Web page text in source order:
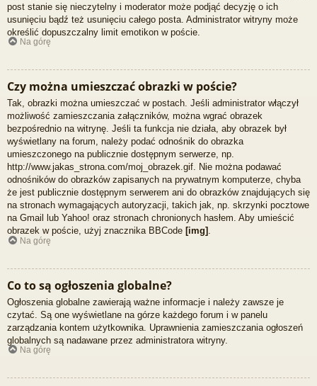
post stanie się nieczytelny i moderator może podjąć decyzję o ich
usunięciu bądź też usunięciu całego posta. Administrator witryny może
określić dopuszczalny limit emotikon w poście.
Na górę
Czy można umieszczać obrazki w poście?
Tak, obrazki można umieszczać w postach. Jeśli administrator włączył
możliwość zamieszczania załączników, można wgrać obrazek
bezpośrednio na witrynę. Jeśli ta funkcja nie działa, aby obrazek był
wyświetlany na forum, należy podać odnośnik do obrazka
umieszczonego na publicznie dostępnym serwerze, np.
http://www.jakas_strona.com/moj_obrazek.gif. Nie można podawać
odnośników do obrazków zapisanych na prywatnym komputerze, chyba
że jest publicznie dostępnym serwerem ani do obrazków znajdujących się
na stronach wymagających autoryzacji, takich jak, np. skrzynki pocztowe
na Gmail lub Yahoo! oraz stronach chronionych hasłem. Aby umieścić
obrazek w poście, użyj znacznika BBCode [img] .
Na górę
Co to są ogłoszenia globalne?
Ogłoszenia globalne zawierają ważne informacje i należy zawsze je
czytać. Są one wyświetlane na górze każdego forum i w panelu
zarządzania kontem użytkownika. Uprawnienia zamieszczania ogłoszeń
globalnych są nadawane przez administratora witryny.
Na górę